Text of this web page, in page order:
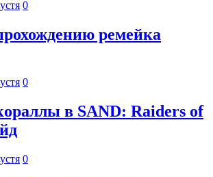
0
ремейка
0
в SAND: Raiders of
0